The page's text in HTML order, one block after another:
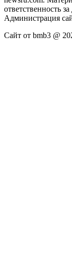
ответственность
Администрация
Сайт от bmb3 @